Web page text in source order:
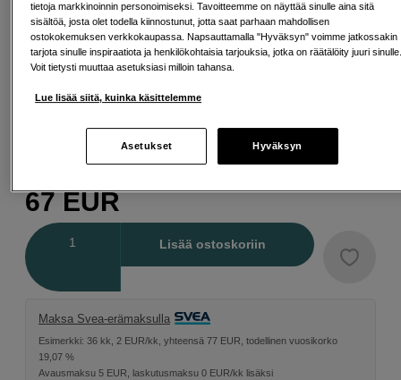
43 mm 46 mm 82 mm
55 mm 67 mm 72 mm
67 EUR
Lisää ostoskoriin
Maksa Svea-erämaksulla
Esimerkki: 36 kk, 2 EUR/kk, yhteensä 77 EUR, todellinen vuosikorko
19,07 %
Avausmaksu 5 EUR, laskutusmaksu 0 EUR/kk lisäksi
tietoja markkinoinnin personoimiseksi. Tavoitteemme on näyttää sinulle aina sitä
sisältöä, josta olet todella kiinnostunut, jotta saat parhaan mahdollisen
ostokokemuksen verkkokaupassa. Napsauttamalla "Hyväksyn" voimme jatkossakin
tarjota sinulle inspiraatiota ja henkilökohtaisia tarjouksia, jotka on räätälöity juuri
Voit tietysti muuttaa asetuksiasi milloin tahansa.
Lue lisää siitä, kuinka käsittelemme
Asetukset Hyväksyn